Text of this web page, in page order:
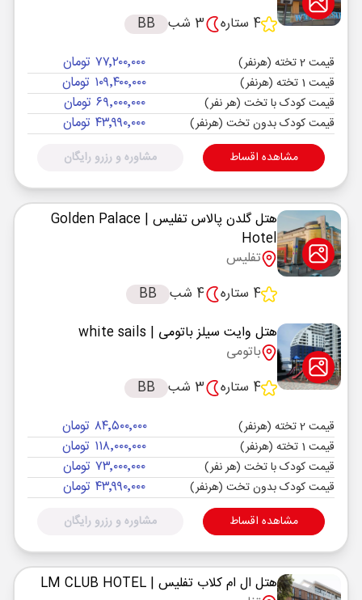
4 ستاره
3 شب BB
قیمت 2 تخته (هرنفر) ۷۷٬۲۰۰٬۰۰۰ تومان
قیمت 1 تخته (هرنفر) ۱۰۹٬۴۰۰٬۰۰۰ تومان
قیمت کودک با تخت (هر نفر) ۶۹٬۰۰۰٬۰۰۰ تومان
قیمت کودک بدون تخت (هرنفر) ۴۳٬۹۹۰٬۰۰۰ تومان
مشاهده اقساط مشاوره و رزرو رایگان
هتل گلدن پالاس تفلیس | Golden Palace
Hotel
تفلیس
4 ستاره
4 شب
BB
هتل وایت سیلز باتومی | white sails
باتومی
4 ستاره
3 شب BB
قیمت 2 تخته (هرنفر) ۸۴٬۵۰۰٬۰۰۰ تومان
قیمت 1 تخته (هرنفر) ۱۱۸٬۰۰۰٬۰۰۰ تومان
قیمت کودک با تخت (هر نفر) ۷۳٬۰۰۰٬۰۰۰ تومان
قیمت کودک بدون تخت (هرنفر) ۴۳٬۹۹۰٬۰۰۰ تومان
مشاهده اقساط مشاوره و رزرو رایگان
هتل ال ام کلاب تفلیس | LM CLUB HOTEL